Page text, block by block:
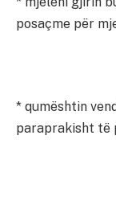
posaçme për
* qumështin
paraprakisht të